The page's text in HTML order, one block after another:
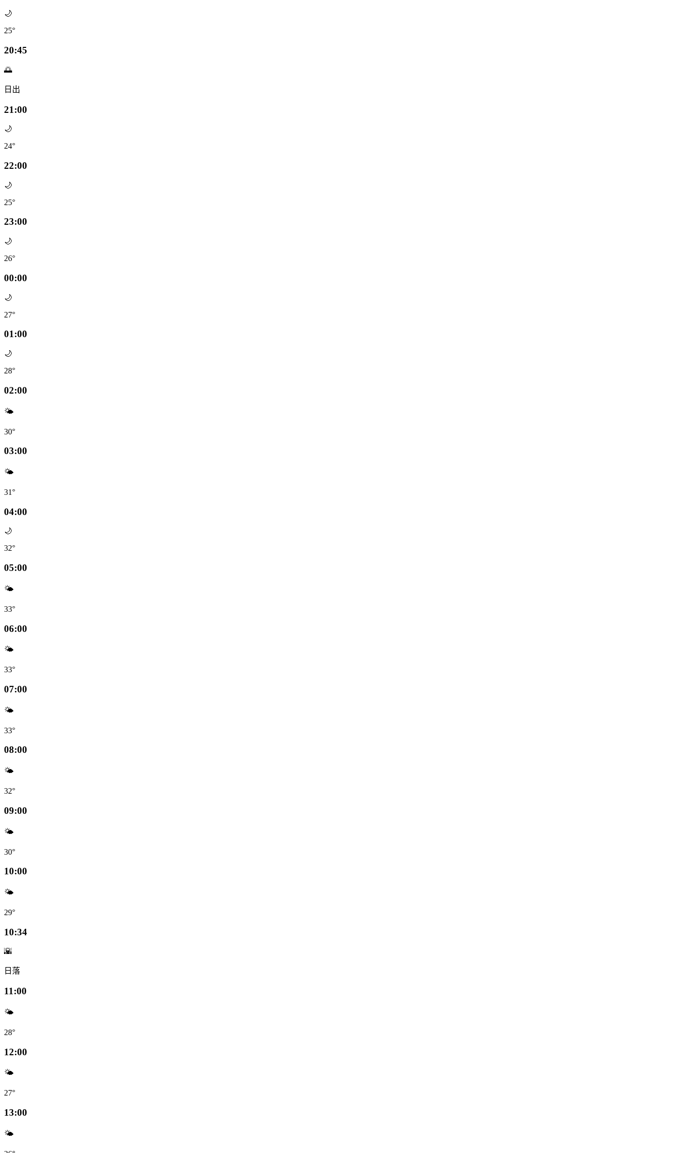
🌙
25°
20:45
🌅
日出
21:00
🌙
24°
22:00
🌙
25°
23:00
🌙
26°
00:00
🌙
27°
01:00
🌙
28°
02:00
🌤️
30°
03:00
🌤️
31°
04:00
🌙
32°
05:00
🌤️
33°
06:00
🌤️
33°
07:00
🌤️
33°
08:00
🌤️
32°
09:00
🌤️
30°
10:00
🌤️
29°
10:34
🌇
日落
11:00
🌤️
28°
12:00
🌤️
27°
13:00
🌤️